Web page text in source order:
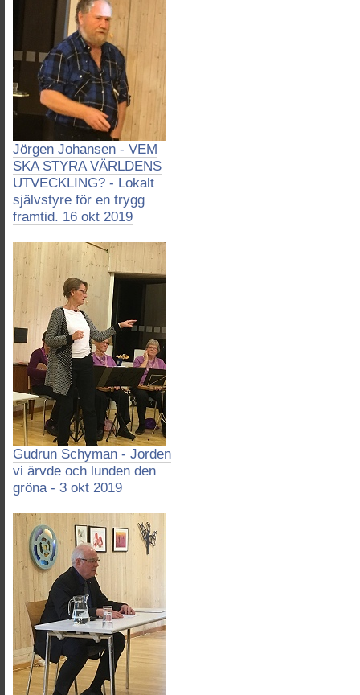
Jörgen Johansen - VEM
SKA STYRA VÄRLDENS
UTVECKLING? - Lokalt
självstyre för en trygg
framtid. 16 okt 2019
Gudrun Schyman - Jorden
vi ärvde och lunden den
gröna - 3 okt 2019